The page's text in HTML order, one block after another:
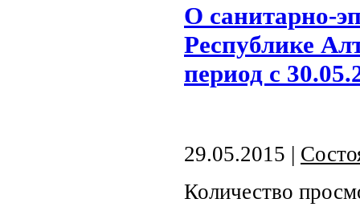
О санитарно-
Республике
период с
29.05.2015 |
Количество